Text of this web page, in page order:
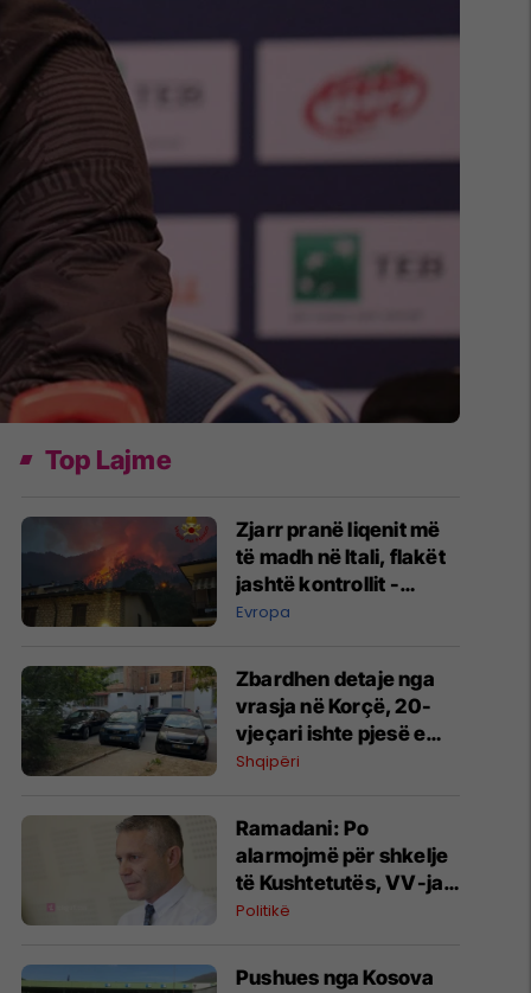
Top Lajme
Zjarr pranë liqenit më
të madh në Itali, flakët
jashtë kontrollit -
pamje
Evropa
Zbardhen detaje nga
vrasja në Korçë, 20-
vjeçari ishte pjesë e
Forcave të Armatosura
Shqipëri
Ramadani: Po
alarmojmë për shkelje
të Kushtetutës, VV-ja
po e çon Kosovën drejt
Politikë
​Pushues nga Kosova